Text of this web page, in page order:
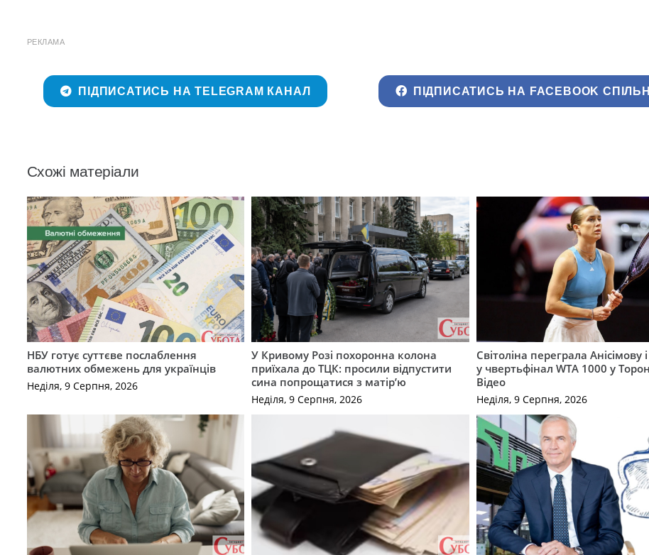
РЕКЛАМА
ПІДПИСАТИСЬ НА TELEGRAM КАНАЛ ПІДПИСАТИСЬ НА FACEBOOK
Схожі матеріали
НБУ готує суттєве послаблення
валютних обмежень для українців
Неділя, 9 Серпня, 2026
У Кривому Розі похоронна колона
приїхала до ТЦК: просили відпустити
сина попрощатися з матір’ю
Неділя, 9 Серпня, 2026
Світоліна переграла Анісімову
у чвертьфінал WTA 1000 у
Відео
Неділя, 9 Серпня, 2026